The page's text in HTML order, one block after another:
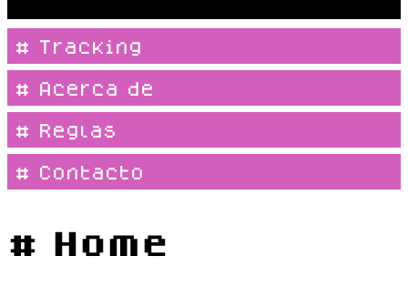
# Tracking
# Acerca de
# Reglas
# Contacto
# Home